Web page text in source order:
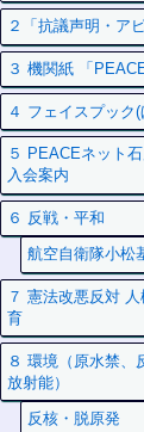
２「抗議声明・ア
３ 機関紙 「
４ フェイスプック
５ PEACEネット石
入会案内
６ 反戦・平和
航空自衛隊小松
７ 憲法改悪反対
育
８ 環境（原水禁、
放射能）
反核・脱原発